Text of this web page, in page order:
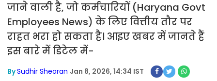
जाने वाली है, जो कर्मचारियों (Haryana Govt
Employees News) के लिए वित्तीय तौर पर
राहत भरा हो सकता है। आइए खबर में जानते हैं
इस बारे में डिटेल में-
BySudhir Sheoran Jan 8, 2026, 14:34 IST